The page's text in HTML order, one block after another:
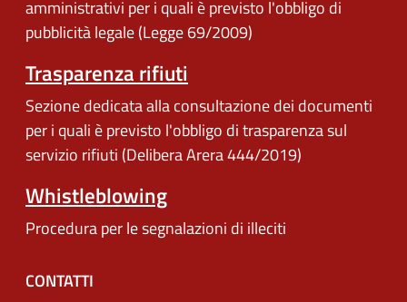
amministrativi per i quali è previsto l'obbligo di
pubblicità legale (Legge 69/2009)
Trasparenza rifiuti
Sezione dedicata alla consultazione dei documenti
per i quali è previsto l'obbligo di trasparenza sul
servizio rifiuti (Delibera Arera 444/2019)
Whistleblowing
Procedura per le segnalazioni di illeciti
CONTATTI